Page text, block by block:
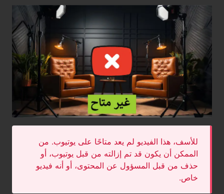
للأسف، هذا الفيديو لم يعد متاحًا على يوتيوب. من
الممكن أن يكون قد تم إزالته من قبل يوتيوب، أو
حذف من قبل المسؤول عن المحتوى، أو أنه فيديو
خاص.